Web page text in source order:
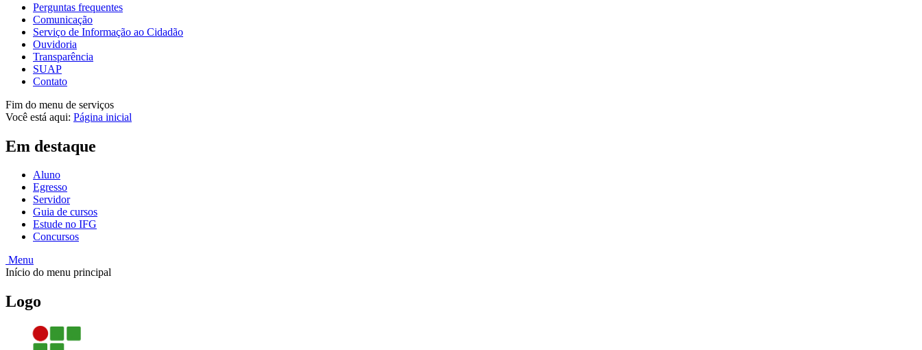
Perguntas frequentes
Comunicação
Serviço de Informação ao Cidadão
Ouvidoria
Transparência
SUAP
Contato
Fim do menu de serviços
Você está aqui: Página inicial
Em destaque
Aluno
Egresso
Servidor
Guia de cursos
Estude no IFG
Concursos
Menu
Início do menu principal
Logo